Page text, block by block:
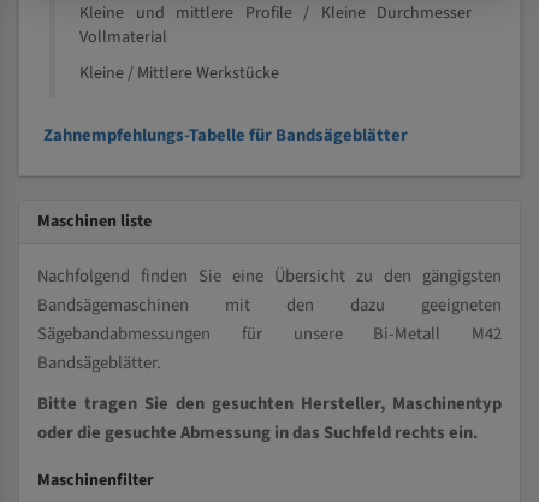
Kleine und mittlere Profile / Kleine Durchmesser
Vollmaterial
Kleine / Mittlere Werkstücke
Zahnempfehlungs-Tabelle für Bandsägeblätter
Maschinen liste
Nachfolgend finden Sie eine Übersicht zu den gängigsten
Bandsägemaschinen mit den dazu geeigneten
Sägebandabmessungen für unsere Bi-Metall M42
Bandsägeblätter.
Bitte tragen Sie den gesuchten Hersteller, Maschinentyp
oder die gesuchte Abmessung in das Suchfeld rechts ein.
Maschinenfilter